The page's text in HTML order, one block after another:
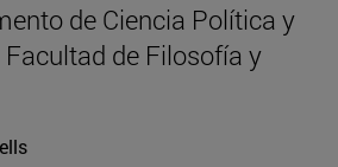
de Ciencia Política y
de Filosofía y